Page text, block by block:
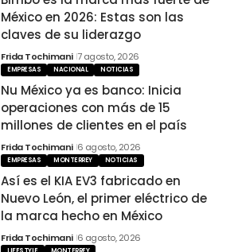
México en 2026: Estas son las
claves de su liderazgo
Frida Tochimani 7 agosto, 2026
EMPRESAS NACIONAL NOTICIAS
Nu México ya es banco: Inicia
operaciones con más de 15
millones de clientes en el país
Frida Tochimani 6 agosto, 2026
EMPRESAS MONTERREY NOTICIAS
Así es el KIA EV3 fabricado en
Nuevo León, el primer eléctrico de
la marca hecho en México
Frida Tochimani 6 agosto, 2026